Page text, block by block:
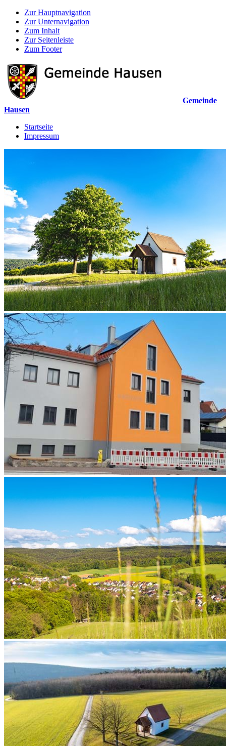
Zur Hauptnavigation
Zur Unternavigation
Zum Inhalt
Zur Seitenleiste
Zum Footer
Gemeinde
Hausen
Startseite
Impressum